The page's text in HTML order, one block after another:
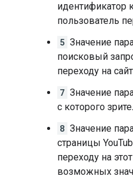
идентификатор
пользователь
5 Значение
поисковый
переходу на
7 Значение
с которого
8 Значение
страницы
переходу на
возможных